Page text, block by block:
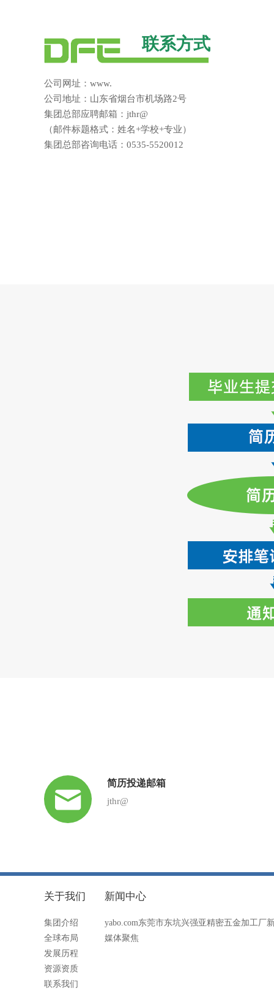
联系方式
公司网址：www.
公司地址：山东省烟台市机场路2号
集团总部应聘邮箱：jthr@
（邮件标题格式：姓名+学校+专业）
集团总部咨询电话：0535-5520012
简历投递邮箱
jthr@
关于我们
集团介绍
全球布局
发展历程
资源资质
联系我们
新闻中心
yabo.com东莞市东坑兴强亚精密五金加工厂
媒体聚焦